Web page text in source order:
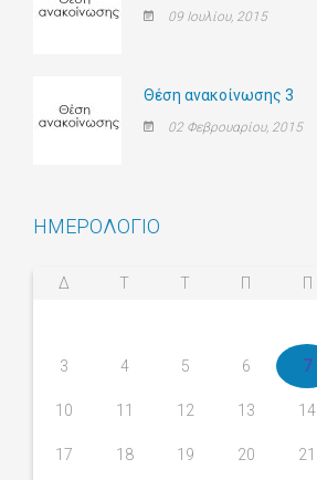
09 Ιουλίου, 2015
Θέση ανακοίνωσης 3
02 Φεβρουαρίου, 2015
ΗΜΕΡΟΛΟΓΙΟ
Δ Τ Τ Π Π
3 4 5 6 7
10 11 12 13 14
17 18 19 20 21